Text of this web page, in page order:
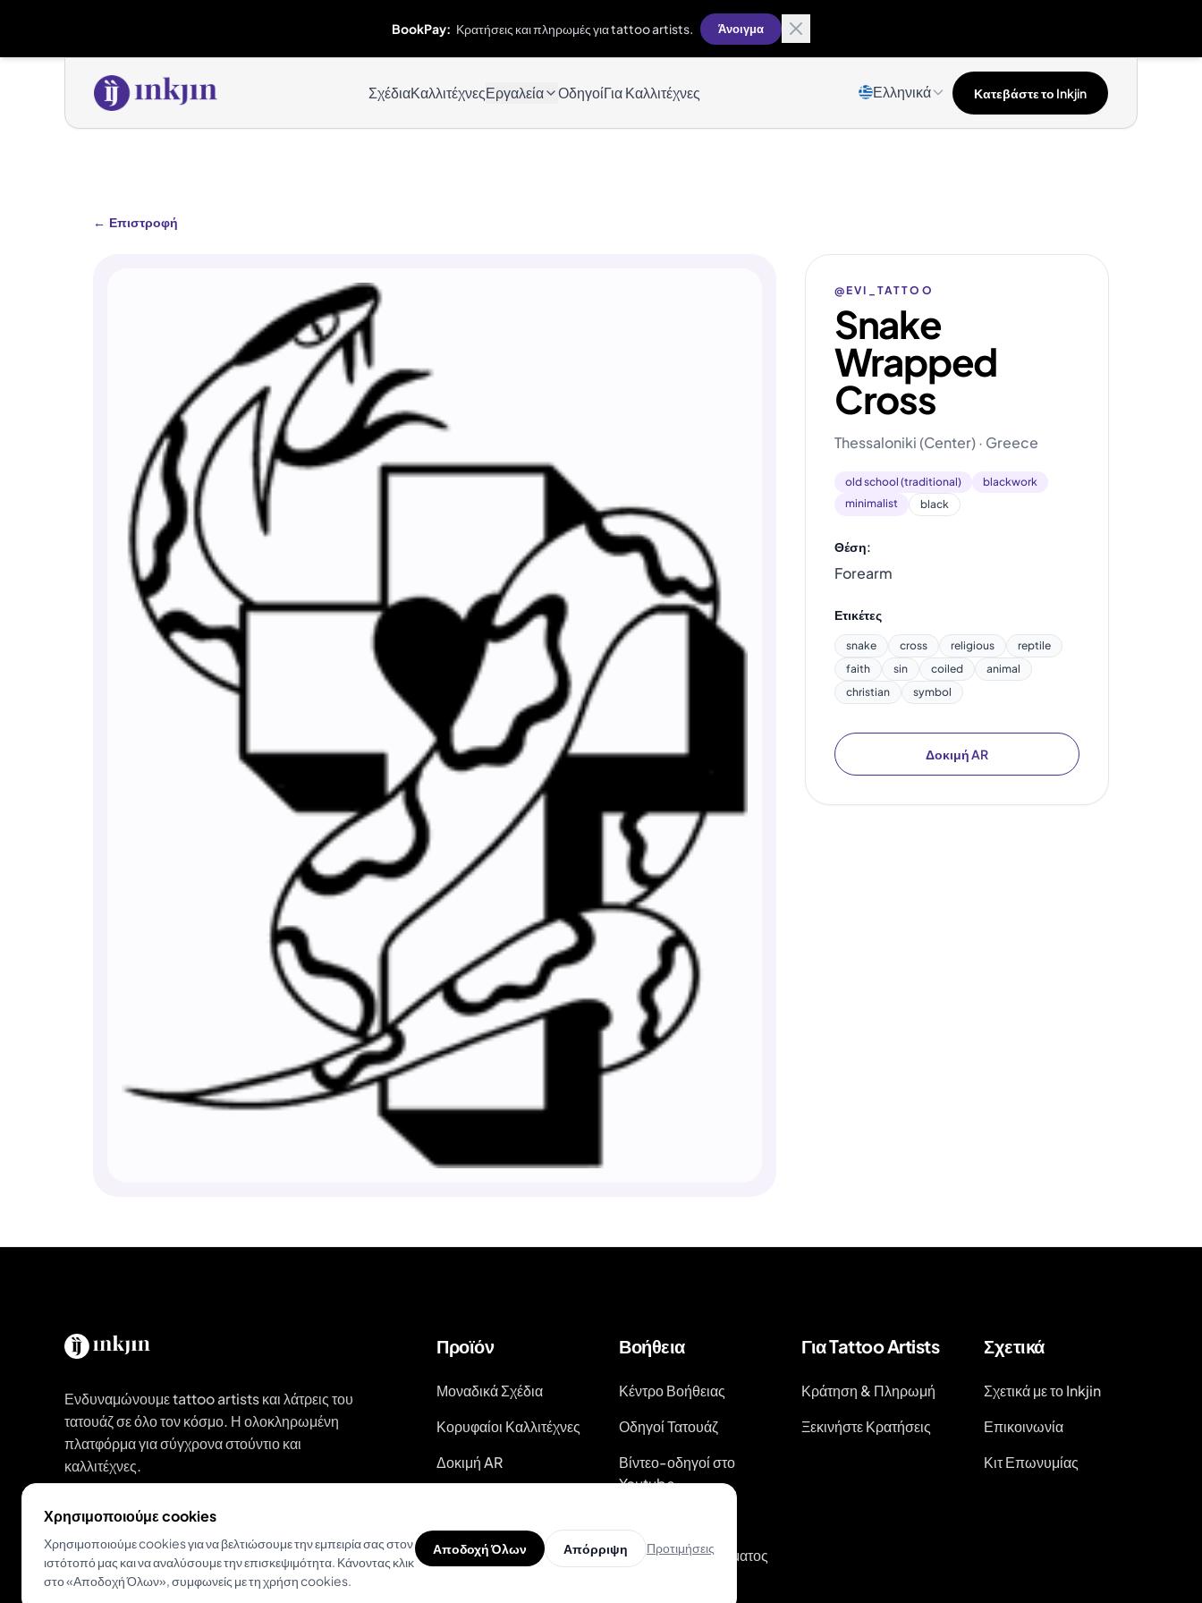
BookPay: Κρατήσεις και πληρωμές για tattoo artists. Άνοιγμα
ΣχέδιαΚαλλιτέχνεςΕργαλεία ΟδηγοίΓια Καλλιτέχνες Ελληνικά Κατεβάστε το Inkjin
← Επιστροφή
@EVI_TATTOO
Snake
Wrapped
Cross
Thessaloniki (Center) · Greece
old school (traditional)
blackwork
minimalist
black
Θέση:
Forearm
Ετικέτες
snake cross religious
reptile
faith
sin coiled
animal
christian
symbol
Δοκιμή AR
Ενδυναμώνουμε tattoo artists και λάτρεις του
τατουάζ σε όλο τον κόσμο. Η ολοκληρωμένη
πλατφόρμα για σύγχρονα στούντιο και
καλλιτέχνες.
Κατέβασε το Inkjin
Προϊόν
Μοναδικά Σχέδια
Κορυφαίοι Καλλιτέχνες
Δοκιμή AR
Αναζήτηση Σχεδίων
Τατουάζ
Βοήθεια
Κέντρο Βοήθειας
Οδηγοί Τατουάζ
Βίντεο-οδηγοί στο
Youtube
Κατάσταση Συστήματος
Για Tattoo Artists
Κράτηση & Πληρωμή
Ξεκινήστε Κρατήσεις
Σχετικά
Σχετικά με το Inkjin
Επικοινωνία
Κιτ Επωνυμίας
Χρησιμοποιούμε cookies
Χρησιμοποιούμε cookies για να βελτιώσουμε την εμπειρία σας στον
ιστότοπό μας και να αναλύσουμε την επισκεψιμότητα. Κάνοντας κλικ
στο «Αποδοχή Όλων», συμφωνείς με τη χρήση cookies.
Αποδοχή Όλων Απόρριψη Προτιμήσεις